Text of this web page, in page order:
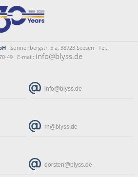
Sonnenbergstr. 5 a, 38723 Seesen Tel.:
49 E-mail: info@blyss.de
info@blyss.de
rh@blyss.de
dorsten@blyss.de